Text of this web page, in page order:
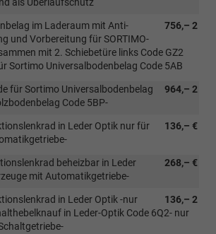
756,– 2
im Laderaum mit Anti-
und Vorbereitung für SORTIMO-
mit 2. Schiebetüre links Code GZ2
Sortimo Universalbodenbelag Code 5AB
964,– 2
für Sortimo Universalbodenbelag
Code 5BP-
136,– €
in Leder Optik nur für
268,– €
beheizbar in Leder
mit Automatikgetriebe-
136,– 2
in Leder Optik -nur
in Leder-Optik Code 6Q2- nur